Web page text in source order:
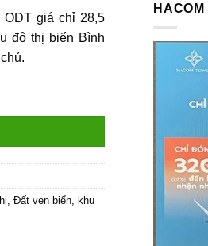
ODT giá chỉ 28,5
đô thị biển Bình
giá chỉ 28,5 triệu/ 1m2 số lượng
Đất ven biển, khu